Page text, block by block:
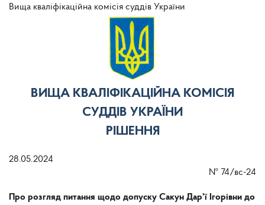
Вища кваліфікаційна комісія суддів України
ВИЩА КВАЛІФІКАЦІЙНА КОМІСІЯ
СУДДІВ УКРАЇНИ
РІШЕННЯ
28.05.2024
№ 74/вс-24
Про розгляд питання щодо допуску Сакун Дар’ї Ігорівни до